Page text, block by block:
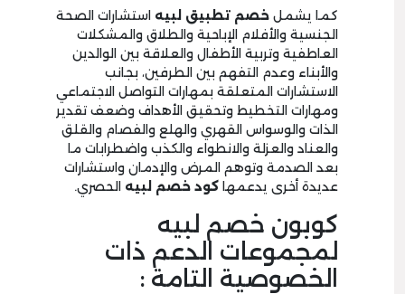
كما يشمل خصم تطبيق لبيه استشارات الصحة
الجنسية والأفلام الإباحية والطلاق والمشكلات
العاطفية وتربية الأطفال والعلاقة بين الوالدين
والأبناء وعدم التفهم بين الطرفين، بجانب
الاستشارات المتعلقة بمهارات التواصل الاجتماعي
ومهارات التخطيط وتحقيق الأهداف وضعف تقدير
الذات والوسواس القهري والهلع والفصام والقلق
والعناد والعزلة والانطواء والكذب واضطرابات ما
بعد الصدمة وتوهم المرض والإدمان واستشارات
عديدة أخرى يدعمها كود خصم لبيه الحصري.
كوبون خصم لبيه
لمجموعات الدعم ذات
الخصوصية التامة :